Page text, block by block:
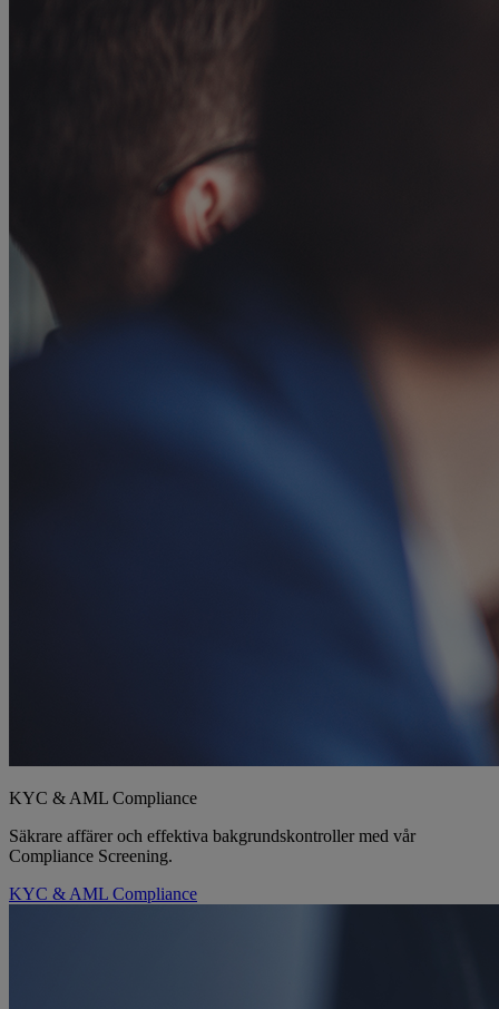
KYC & AML Compliance
Säkrare affärer och effektiva bakgrundskontroller med vår
Compliance Screening.
KYC & AML Compliance